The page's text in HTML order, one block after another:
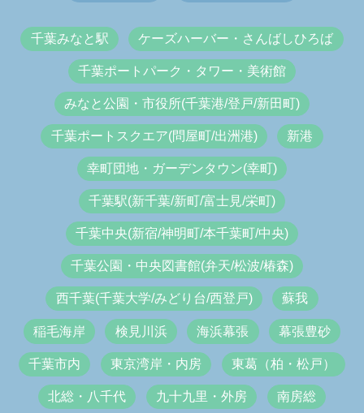
千葉みなと駅 ケーズハーバー・さんばしひろば
千葉ポートパーク・タワー・美術館
みなと公園・市役所(千葉港/登戸/新田町)
千葉ポートスクエア(問屋町/出洲港) 新港
幸町団地・ガーデンタウン(幸町)
千葉駅(新千葉/新町/富士見/栄町)
千葉中央(新宿/神明町/本千葉町/中央)
千葉公園・中央図書館(弁天/松波/椿森)
西千葉(千葉大学/みどり台/西登戸) 蘇我
稲毛海岸 検見川浜 海浜幕張 幕張豊砂
千葉市内 東京湾岸・内房 東葛（柏・松戸）
北総・八千代 九十九里・外房 南房総